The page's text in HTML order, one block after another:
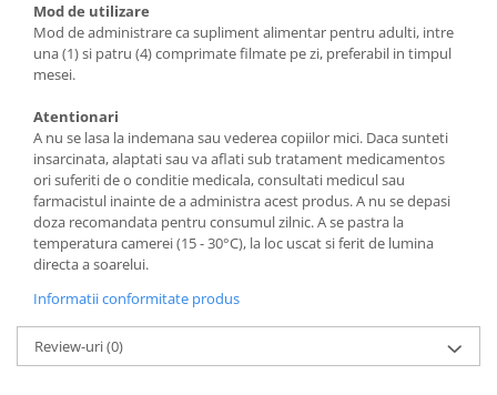
Mod de utilizare
Mod de administrare ca supliment alimentar pentru adulti, intre
una (1) si patru (4) comprimate filmate pe zi, preferabil in timpul
mesei.
Atentionari
A nu se lasa la indemana sau vederea copiilor mici. Daca sunteti
insarcinata, alaptati sau va aflati sub tratament medicamentos
ori suferiti de o conditie medicala, consultati medicul sau
farmacistul inainte de a administra acest produs. A nu se depasi
doza recomandata pentru consumul zilnic. A se pastra la
temperatura camerei (15 - 30°C), la loc uscat si ferit de lumina
directa a soarelui.
Informatii conformitate produs
Review-uri(0)